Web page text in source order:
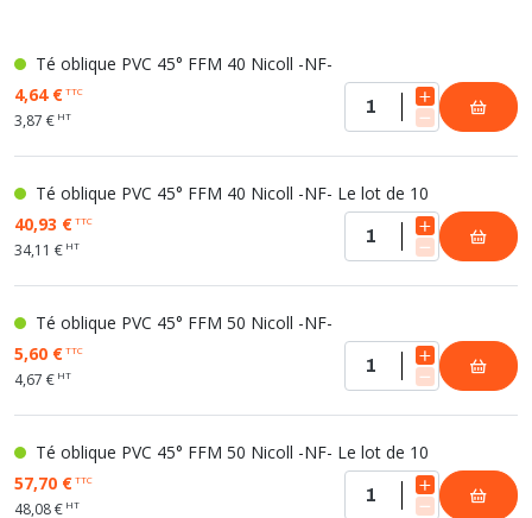
Té oblique PVC 45° FFM 40 Nicoll -NF-
4,64 €TTC
3,87 € HT
Té oblique PVC 45° FFM 40 Nicoll -NF- Le lot de 10
40,93 €TTC
34,11 € HT
Té oblique PVC 45° FFM 50 Nicoll -NF-
5,60 €TTC
4,67 € HT
Té oblique PVC 45° FFM 50 Nicoll -NF- Le lot de 10
57,70 €TTC
48,08 € HT